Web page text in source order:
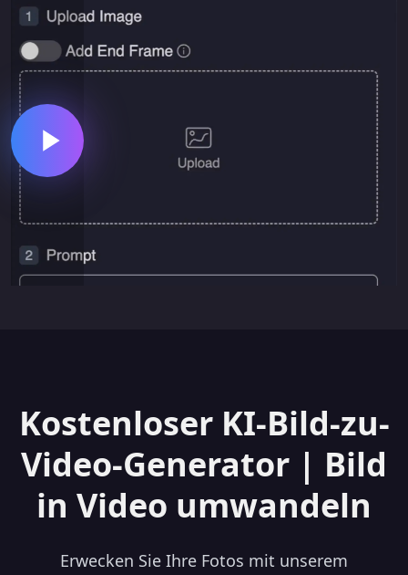
Kostenloser KI-Bild-zu-
Video-Generator | Bild
in Video umwandeln
Erwecken Sie Ihre Fotos mit unserem